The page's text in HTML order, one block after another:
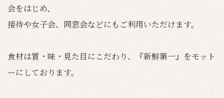
会をはじめ、
接待や女子会、同窓会などにもご利用いただけます。
食材は質・味・見た目にこだわり、『新鮮第一』をモット
ーにしております。